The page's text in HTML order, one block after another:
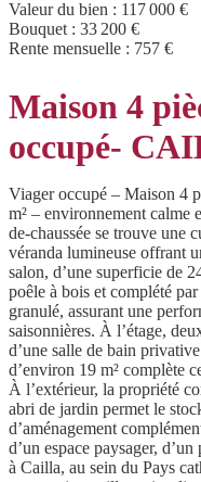
Valeur du bien : 117 000 €
Bouquet : 33 200 €
Rente mensuelle : 757 €
Maison 4
occupé-
Viager occupé – Maison 4
m² – environnement calme
de-chaussée se trouve une
véranda lumineuse offrant
salon, d’une superficie de
poêle à bois et complété
granulé, assurant une
saisonnières. À l’étage,
d’une salle de bain
d’environ 19 m² complète
À l’extérieur, la propriété
abri de jardin permet le
d’aménagement
d’un espace paysager,
à Cailla, au sein du Pays